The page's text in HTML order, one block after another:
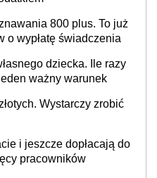
800 plus. To już
o wypłatę świadczenia
dziecka. Ile razy
ważny warunek
Wystarczy zrobić
i jeszcze dopłacają do
pracowników